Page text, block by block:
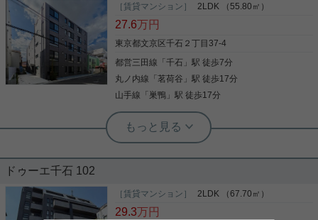
パー「かみもと」が徒歩1分！ 閑静な住宅街で、買
い物にも便利な立地です☆ 新築、最上階の南東角部
屋のお部屋！ 2面に窓あり！ 6帖のスペースは窓も
あるため、洋室としての利用も可能☆ 室内設備は充
にお問い合わせくださいませ☆ ★お電話でのご相談
もお気軽にどうぞ★ 実用春日ホーム株式会社 茗荷
谷店 TEL：03-6902-5021
写真(9)
詳細を見る
［賃貸マンション］ 2LDK （55.80㎡）
27.6万円
東京都文京区千石２丁目37-4
都営三田線 「千石 」駅 徒歩7分
丸ノ内線 「茗荷谷 」駅 徒歩17分
山手線 「 巣鴨 」駅 徒歩17分
実用春日ホーム 茗荷谷店 堀田枝里
新築、最上階☆2LDK、角部屋！
パー「かみもと」が徒歩1分！ 閑静な住宅街で、買
い物にも便利な立地です☆ 新築、最上階の角部屋の
お部屋！ 2面に窓あり！ 室内設備は充実しており、
ドゥーエ千石 102
［賃貸マンション］ 2LDK （67.70㎡）
29.3万円